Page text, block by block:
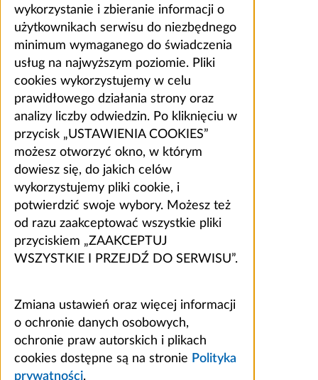
wykorzystanie i zbieranie informacji o
użytkownikach serwisu do niezbędnego
minimum wymaganego do świadczenia
usług na najwyższym poziomie. Pliki
cookies wykorzystujemy w celu
prawidłowego działania strony oraz
analizy liczby odwiedzin. Po kliknięciu w
przycisk „USTAWIENIA COOKIES”
możesz otworzyć okno, w którym
dowiesz się, do jakich celów
wykorzystujemy pliki cookie, i
potwierdzić swoje wybory. Możesz też
od razu zaakceptować wszystkie pliki
przyciskiem „ZAAKCEPTUJ
WSZYSTKIE I PRZEJDŹ DO SERWISU”.
Zmiana ustawień oraz więcej informacji
o ochronie danych osobowych,
ochronie praw autorskich i plikach
cookies dostępne są na stronie Polityka
prywatności.